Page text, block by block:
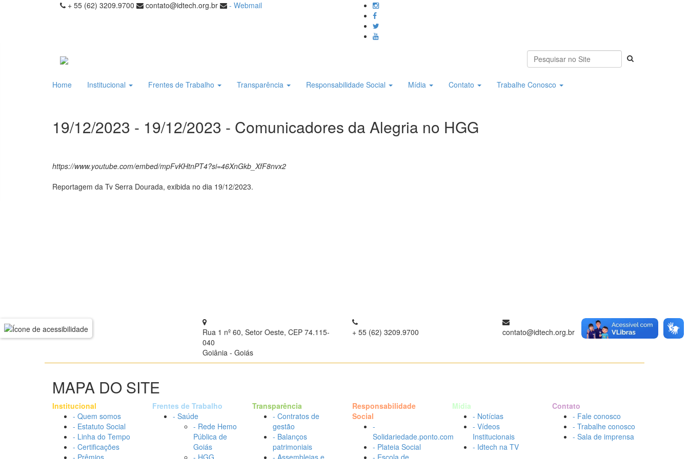
+ 55 (62) 3209.9700 contato@idtech.org.br - Webmail
Home Institucional Frentes de Trabalho Transparência Responsabilidade Social Mídia Contato Trabalhe Conosco
19/12/2023 - 19/12/2023 - Comunicadores da Alegria no HGG
https://www.youtube.com/embed/mpFvKHtnPT4?si=46XnGkb_XfF8nvx2
Reportagem da Tv Serra Dourada, exibida no dia 19/12/2023.
Rua 1 nº 60, Setor Oeste, CEP 74.115-
040
Goiânia - Goiás
+ 55 (62) 3209.9700 contato@idtech.org.br
MAPA DO SITE
Institucional
- Quem somos
- Estatuto Social
- Linha do Tempo
- Certificações
- Prêmios
Frentes de Trabalho
- Saúde
- Rede Hemo
Pública de
Goiás
- HGG
Transparência
- Contratos de
gestão
- Balanços
patrimoniais
- Assembleias e
Responsabilidade
Social
-
Solidariedade.ponto.com
- Plateia Social
- Escola de
Mídia
- Notícias
- Vídeos
Institucionais
- Idtech na TV
Contato
- Fale conosco
- Trabalhe conosco
- Sala de imprensa